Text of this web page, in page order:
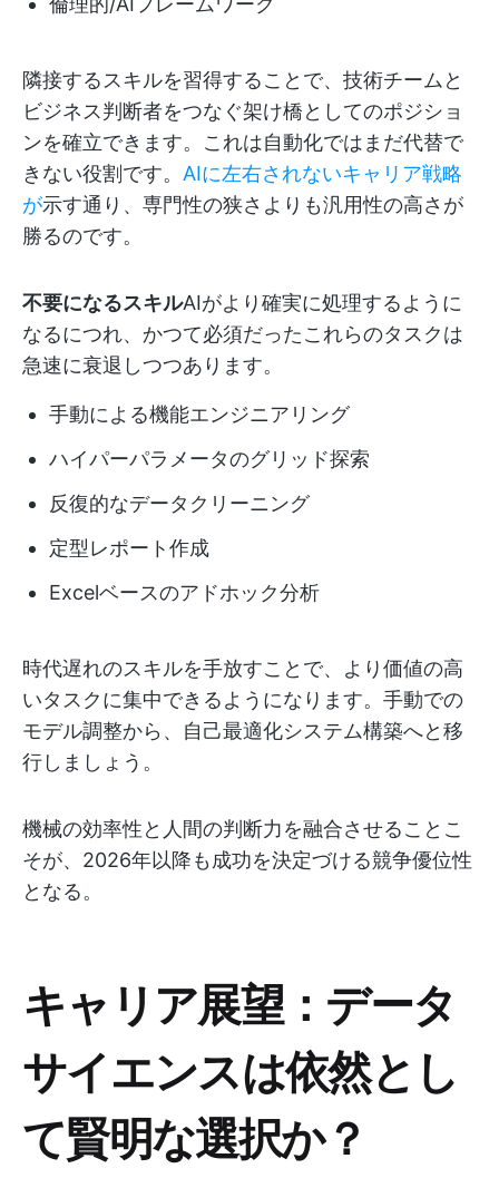
隣接するスキルを習得することで、技術チームと
ビジネス判断者をつなぐ架け橋としてのポジショ
ンを確立できます。これは自動化ではまだ代替で
きない役割です。 AIに左右されないキャリア戦略
が示す通り、専門性の狭さよりも汎用性の高さが
勝るのです。
不要になるスキルAIがより確実に処理するように
なるにつれ、かつて必須だったこれらのタスクは
急速に衰退しつつあります。
手動による機能エンジニアリング
ハイパーパラメータのグリッド探索
反復的なデータクリーニング
定型レポート作成
Excelベースのアドホック分析
時代遅れのスキルを手放すことで、より価値の高
いタスクに集中できるようになります。手動での
モデル調整から、自己最適化システム構築へと移
行しましょう。
機械の効率性と人間の判断力を融合させることこ
そが、2026年以降も成功を決定づける競争優位性
となる。
キャリア展望：データ
サイエンスは依然とし
て賢明な選択か？